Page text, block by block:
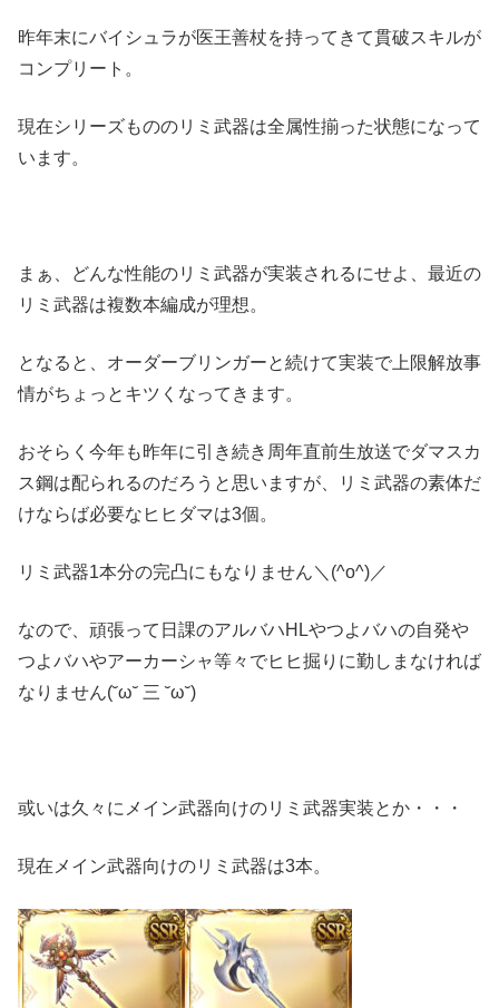
昨年末にバイシュラが医王善杖を持ってきて貫破スキルが
コンプリート。
現在シリーズもののリミ武器は全属性揃った状態になって
います。
まぁ、どんな性能のリミ武器が実装されるにせよ、最近の
リミ武器は複数本編成が理想。
となると、オーダーブリンガーと続けて実装で上限解放事
情がちょっとキツくなってきます。
おそらく今年も昨年に引き続き周年直前生放送でダマスカ
ス鋼は配られるのだろうと思いますが、リミ武器の素体だ
けならば必要なヒヒダマは3個。
リミ武器1本分の完凸にもなりません＼(^o^)／
なので、頑張って日課のアルバハHLやつよバハの自発や
つよバハやアーカーシャ等々でヒヒ掘りに勤しまなければ
なりません(˘ω˘ 三 ˘ω˘)
或いは久々にメイン武器向けのリミ武器実装とか・・・
現在メイン武器向けのリミ武器は3本。